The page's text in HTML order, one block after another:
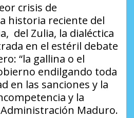
crisis de
historia reciente del
del Zulia, la dialéctica
en el estéril debate
“la gallina o el
endilgando toda
en las sanciones y la
y la
Maduro.